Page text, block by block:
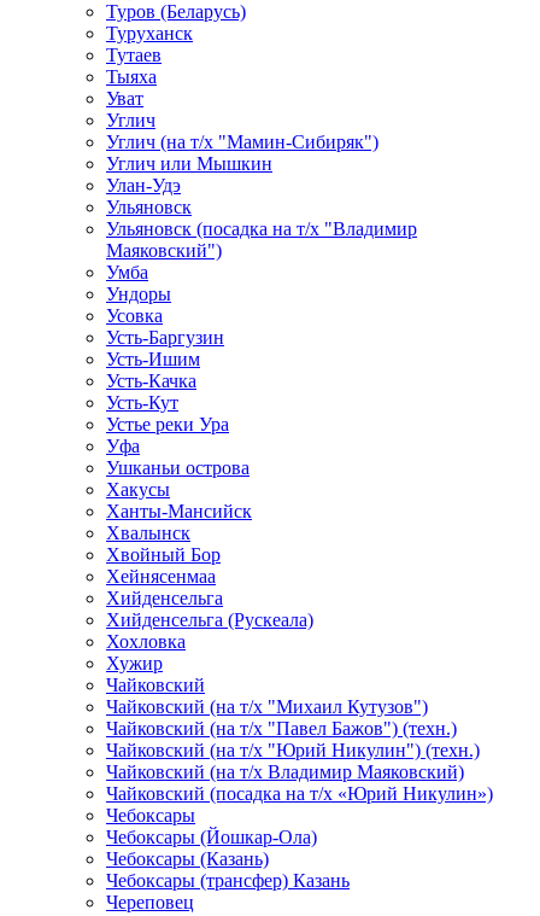
Туров (Беларусь)
Туруханск
Тутаев
Тыяха
Уват
Углич
Углич (на т/х "Мамин-Сибиряк")
Углич или Мышкин
Улан-Удэ
Ульяновск
Ульяновск (посадка на т/х "Владимир
Маяковский")
Умба
Ундоры
Усовка
Усть-Баргузин
Усть-Ишим
Усть-Качка
Усть-Кут
Устье реки Ура
Уфа
Ушканьи острова
Хакусы
Ханты-Мансийск
Хвалынск
Хвойный Бор
Хейнясенмаа
Хийденсельга
Хийденсельга (Рускеала)
Хохловка
Хужир
Чайковский
Чайковский (на т/х "Михаил Кутузов")
Чайковский (на т/х "Павел Бажов") (техн.)
Чайковский (на т/х "Юрий Никулин") (техн.)
Чайковский (на т/х Владимир Маяковский)
Чайковский (посадка на т/х «Юрий Никулин»)
Чебоксары
Чебоксары (Йошкар-Ола)
Чебоксары (Казань)
Чебоксары (трансфер) Казань
Череповец